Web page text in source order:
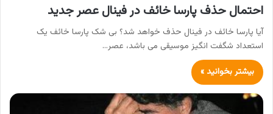
احتمال حذف پارسا خائف در فینال عصر جدید
آیا پارسا خائف در فینال حذف خواهد شد؟ بی شک پارسا خائف یک
استعداد شگفت انگیز موسیقی می باشد، عصر…
بیشتر بخوانید »